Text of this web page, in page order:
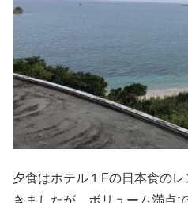
夕食はホテル１Fの日本食の
きましたが、ボリューム満点